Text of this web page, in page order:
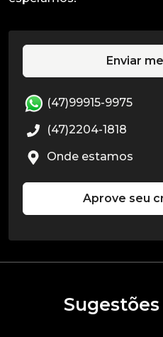
Enviar
(47)99915-9975
(47)2204-1818
Onde estamos
Aprove seu